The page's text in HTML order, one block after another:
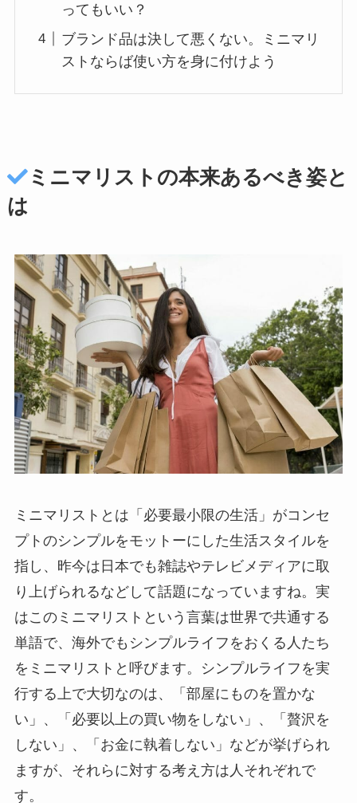
ってもいい？
ブランド品は決して悪くない。ミニマリ
ストならば使い方を身に付けよう
ミニマリストの本来あるべき姿と
は
ミニマリストとは「必要最小限の生活」がコンセ
プトのシンプルをモットーにした生活スタイルを
指し、昨今は日本でも雑誌やテレビメディアに取
り上げられるなどして話題になっていますね。実
はこのミニマリストという言葉は世界で共通する
単語で、海外でもシンプルライフをおくる人たち
をミニマリストと呼びます。シンプルライフを実
行する上で大切なのは、「部屋にものを置かな
い」、「必要以上の買い物をしない」、「贅沢を
しない」、「お金に執着しない」などが挙げられ
ますが、それらに対する考え方は人それぞれで
す。